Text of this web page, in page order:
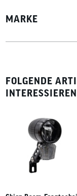
MARKE
FOLGENDE
INTERESSIEREN